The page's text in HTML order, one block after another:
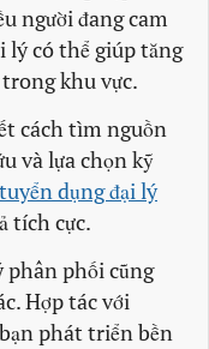
người đang cam
lý có thể giúp tăng
trong khu vực.
cách tìm nguồn
và lựa chọn kỹ
dụng đại lý
tích cực.
phân phối cũng
Hợp tác với
phát triển bền